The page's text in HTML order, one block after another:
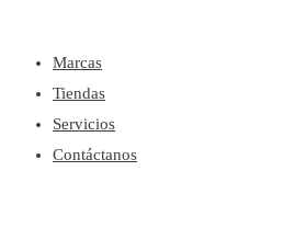
Menú
Marcas
Tiendas
Servicios
Contáctanos